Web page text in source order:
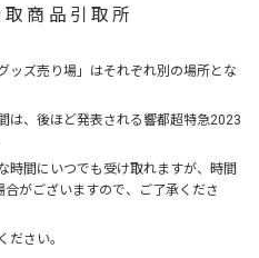
商品引取所
ッズ売り場」はそれぞれ別の場所とな
は、後ほど発表される響都超特急2023
間にいつでも受け取れますが、時間
がございますので、ご了承くださ
さい。